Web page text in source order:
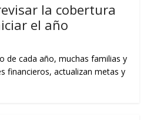
la cobertura
el año
de cada año, muchas familias y
financieros, actualizan metas y